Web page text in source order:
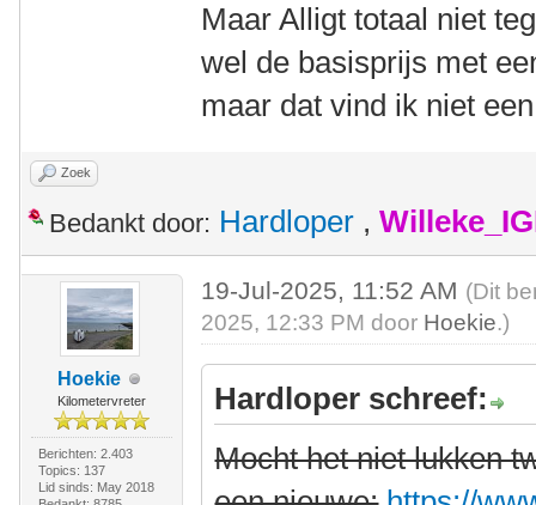
Maar Alligt totaal niet
wel de basisprijs met
maar dat vind ik niet
Zoek
Bedankt door: Hardloper ,
Hoekie
Kilometervreter
Berichten: 2.403
Topics: 137
Lid sinds: May 2018
19-Jul-2025, 11:52 AM (Dit
2025, 12:33 PM door Hoekie.)
Hardloper schreef:
Mocht het niet lukken